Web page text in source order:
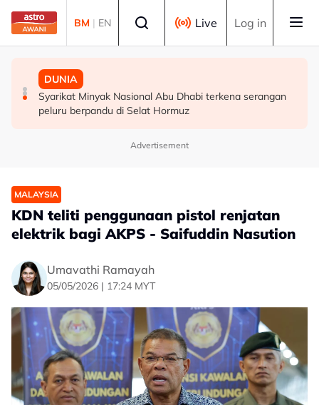
Skip to main content
BM | EN Live Log in
SUKAN
Gol Pavithran bawa Harimau Malaya ke separuh akhir
Piala ASEAN
SUKAN
Aliff Rakib hadiah rumah RM1 juta kepada ibu bapa
DUNIA
Syarikat Minyak Nasional Abu Dhabi terkena serangan
peluru berpandu di Selat Hormuz
Advertisement
MALAYSIA
KDN teliti penggunaan pistol renjatan
elektrik bagi AKPS - Saifuddin Nasution
Umavathi Ramayah
05/05/2026 | 17:24 MYT